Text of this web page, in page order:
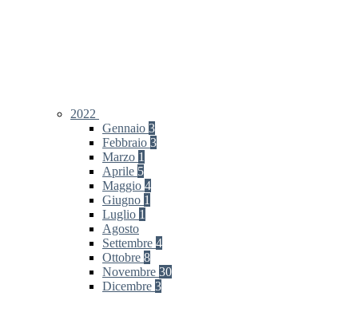
2022
Gennaio 3
Febbraio 3
Marzo 1
Aprile 5
Maggio 4
Giugno 1
Luglio 1
Agosto
Settembre 4
Ottobre 8
Novembre 30
Dicembre 3